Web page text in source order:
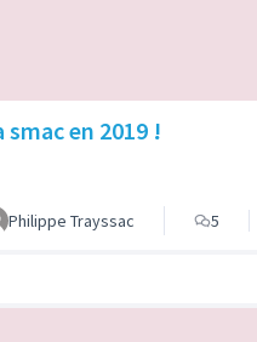
smac en 2019 !
Philippe Trayssac 5